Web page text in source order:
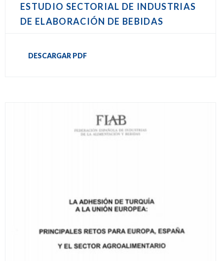
ESTUDIO SECTORIAL DE INDUSTRIAS
DE ELABORACIÓN DE BEBIDAS
DESCARGAR PDF